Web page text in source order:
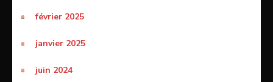
février 2025
janvier 2025
juin 2024